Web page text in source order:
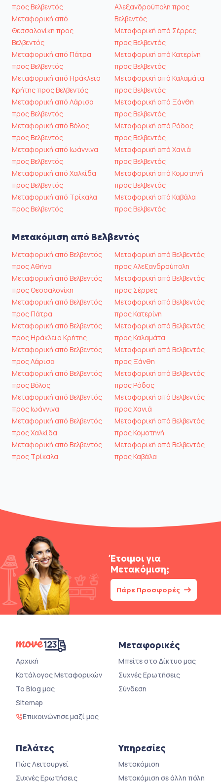
προς Βελβεντός
Μεταφορική από
Θεσσαλονίκη προς
Βελβεντός
Μεταφορική από Πάτρα
προς Βελβεντός
Μεταφορική από Ηράκλειο
Κρήτης προς Βελβεντός
Μεταφορική από Λάρισα
προς Βελβεντός
Μεταφορική από Βόλος
προς Βελβεντός
Μεταφορική από Ιωάννινα
προς Βελβεντός
Μεταφορική από Χαλκίδα
προς Βελβεντός
Μεταφορική από Τρίκαλα
προς Βελβεντός
Αλεξανδρούπολη προς
Βελβεντός
Μεταφορική από Σέρρες
προς Βελβεντός
Μεταφορική από Κατερίνη
προς Βελβεντός
Μεταφορική από Καλαμάτα
προς Βελβεντός
Μεταφορική από Ξάνθη
προς Βελβεντός
Μεταφορική από Ρόδος
προς Βελβεντός
Μεταφορική από Χανιά
προς Βελβεντός
Μεταφορική από Κομοτηνή
προς Βελβεντός
Μεταφορική από Καβάλα
προς Βελβεντός
Μετακόμιση από Βελβεντός
Μεταφορική από Βελβεντός
προς Αθήνα
Μεταφορική από Βελβεντός
προς Θεσσαλονίκη
Μεταφορική από Βελβεντός
προς Πάτρα
Μεταφορική από Βελβεντός
προς Ηράκλειο Κρήτης
Μεταφορική από Βελβεντός
προς Λάρισα
Μεταφορική από Βελβεντός
προς Βόλος
Μεταφορική από Βελβεντός
προς Ιωάννινα
Μεταφορική από Βελβεντός
προς Χαλκίδα
Μεταφορική από Βελβεντός
προς Τρίκαλα
Μεταφορική από Βελβεντός
προς Αλεξανδρούπολη
Μεταφορική από Βελβεντός
προς Σέρρες
Μεταφορική από Βελβεντός
προς Κατερίνη
Μεταφορική από Βελβεντός
προς Καλαμάτα
Μεταφορική από Βελβεντός
προς Ξάνθη
Μεταφορική από Βελβεντός
προς Ρόδος
Μεταφορική από Βελβεντός
προς Χανιά
Μεταφορική από Βελβεντός
προς Κομοτηνή
Μεταφορική από Βελβεντός
προς Καβάλα
Έτοιμοι για
Μετακόμιση;
Πάρε Προσφορές
Αρχική
Κατάλογος Μεταφορικών
Το Blog μας
Sitemap
Επικοινώνησε μαζί μας
Μεταφορικές
Μπείτε στο Δίκτυο μας
Συχνές Ερωτήσεις
Σύνδεση
Πελάτες
Πώς Λειτουργεί
Συχνές Ερωτήσεις
Υπηρεσίες
Μετακόμιση
Μετακόμιση σε άλλη πόλη